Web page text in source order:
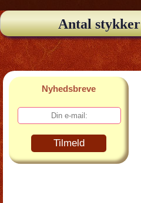
Antal stykker
Nyhedsbreve
Tilmeld